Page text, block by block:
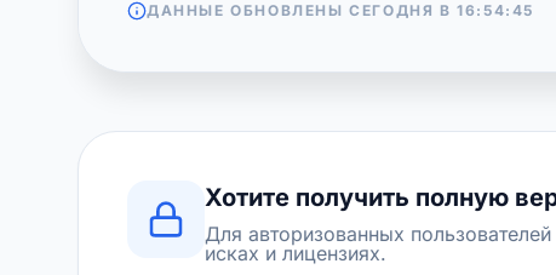
ДАННЫЕ ОБНОВЛЕНЫ СЕГОДНЯ В16:54:45
Хотите получить полную
Для авторизованных
исках и лицензиях.